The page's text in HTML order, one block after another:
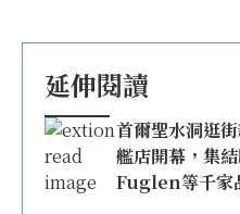
延伸閱讀
首爾聖水洞逛
艦店開幕，集
Fuglen等千家